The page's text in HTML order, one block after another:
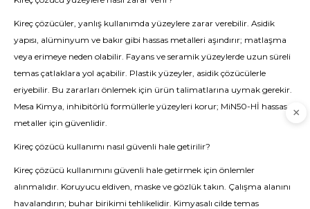
Kireç çözücüler, yanlış kullanımda yüzeylere zarar verebilir. Asidik
yapısı, alüminyum ve bakır gibi hassas metalleri aşındırır; matlaşma
veya erimeye neden olabilir. Fayans ve seramik yüzeylerde uzun süreli
temas çatlaklara yol açabilir. Plastik yüzeyler, asidik çözücülerle
eriyebilir. Bu zararları önlemek için ürün talimatlarına uymak gerekir.
Mesa Kimya, inhibitörlü formüllerle yüzeyleri korur; MiN50-Hİ hassas
metaller için güvenlidir.
Kireç çözücü kullanımı nasıl güvenli hale getirilir?
Kireç çözücü kullanımını güvenli hale getirmek için önlemler
alınmalıdır. Koruyucu eldiven, maske ve gözlük takın. Çalışma alanını
havalandırın; buhar birikimi tehlikelidir. Kimyasalı cilde temas